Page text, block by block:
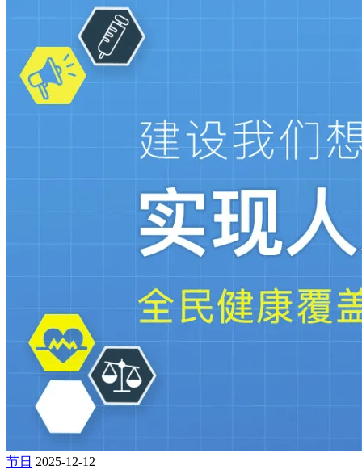
节日 2025-12-12